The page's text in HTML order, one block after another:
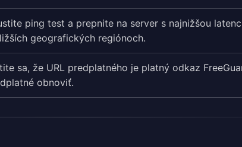
ping test a prepnite na server s najnižšou
geografických regiónoch.
sa, že URL predplatného je platný odkaz
obnoviť.